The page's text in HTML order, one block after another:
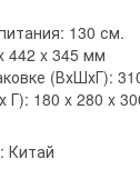
130 см.
442 x 345 мм
(ВхШхГ):
Г): 180 x 280 x
Китай